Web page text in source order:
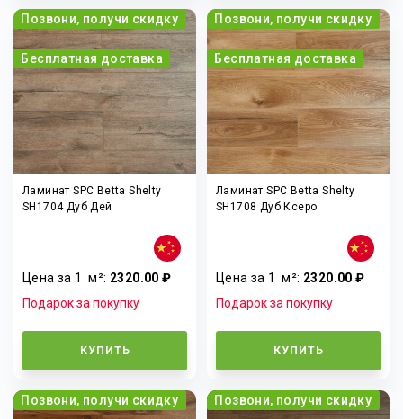
Позвони, получи скидку
Бесплатная доставка
Ламинат SPC Betta Shelty
SH1704 Дуб Дей
Цена за 1м²: 2320.00 ₽
Подарок за покупку
КУПИТЬ
Позвони, получи скидку
Бесплатная доставка
Ламинат SPC Betta Shelty
SH1708 Дуб Ксеро
Цена за 1м²: 2320.00 ₽
Подарок за покупку
КУПИТЬ
Позвони, получи скидку Позвони, получи скидку